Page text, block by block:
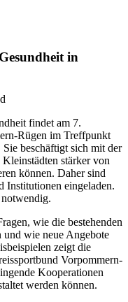
in
findet am 7.
Rügen im Treffpunkt
beschäftigt sich mit der
stärker von
können. Daher sind
Institutionen eingeladen.
wie die bestehenden
und wie neue Angebote
zeigt die
Vorpommern-
Kooperationen
werden können.